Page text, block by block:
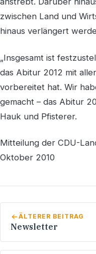
zwischen Land und
hinaus verlängert
„Insgesamt ist
das Abitur 2012 mit
vorbereitet hat. Wir
gemacht – das Abitur
Hauk und Pfisterer.
Mitteilung der CDU-
Oktober 2010
ÄLTERER BEITRAG
Newsletter